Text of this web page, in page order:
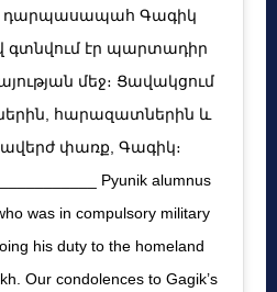
դարպասապահ Գագիկ
գտնվում էր պարտադիր
մեջ։ Ցավակցում
հարազատներին և
փառք, Գագիկ։
Pyunik alumnus
was in compulsory military
his duty to the homeland
Our condolences to Gagik’s